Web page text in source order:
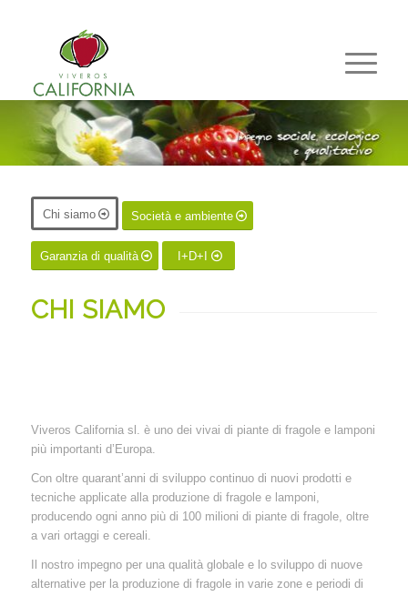
Chi siamo Società e ambiente
Garanzia di qualità I+D+I
CHI SIAMO
Viveros California sl. è uno dei vivai di piante di fragole e lamponi
più importanti d’Europa.
Con oltre quarant’anni di sviluppo continuo di nuovi prodotti e
tecniche applicate alla produzione di fragole e lamponi,
producendo ogni anno più di 100 milioni di piante di fragole, oltre
a vari ortaggi e cereali.
Il nostro impegno per una qualità globale e lo sviluppo di nuove
alternative per la produzione di fragole in varie zone e periodi di